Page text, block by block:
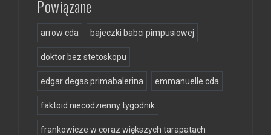
Powiązane
arrow cda bajeczki babci pimpusiowej
doktor bez stetoskopu
edgar degas primabalerina emmanuelle cda
faktoid niecodzienny tygodnik
frankowicze w coraz większych tarapatach